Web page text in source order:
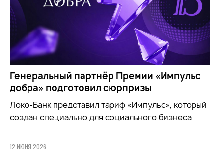
Генеральный партнёр Премии «Импульс
добра» подготовил сюрпризы
Локо-Банк представил тариф «Импульс», который
создан специально для социального бизнеса
12 ИЮНЯ 2026